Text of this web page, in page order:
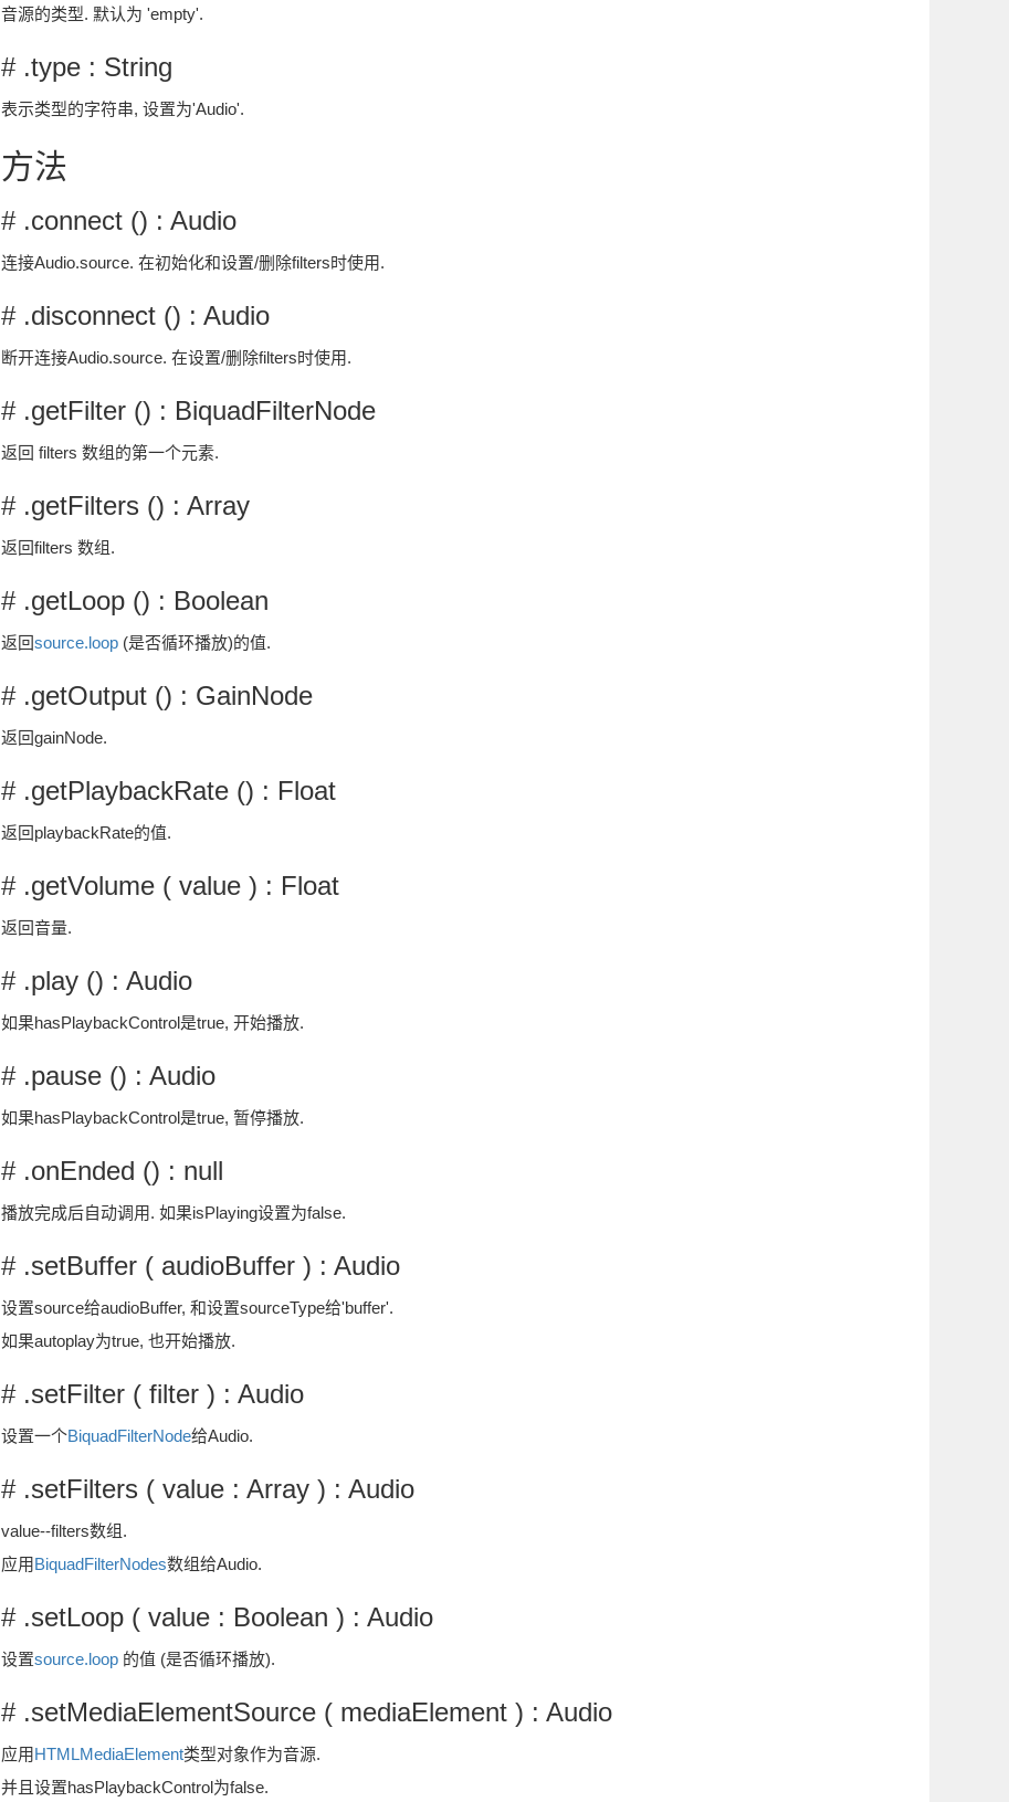
音源的类型. 默认为 'empty'.
# .type : String
表示类型的字符串, 设置为'Audio'.
方法
# .connect () : Audio
连接Audio.source. 在初始化和设置/删除filters时使用.
# .disconnect () : Audio
断开连接Audio.source. 在设置/删除filters时使用.
# .getFilter () : BiquadFilterNode
返回 filters 数组的第一个元素.
# .getFilters () : Array
返回filters 数组.
# .getLoop () : Boolean
返回source.loop (是否循环播放)的值.
# .getOutput () : GainNode
返回gainNode.
# .getPlaybackRate () : Float
返回playbackRate的值.
# .getVolume ( value ) : Float
返回音量.
# .play () : Audio
如果hasPlaybackControl是true, 开始播放.
# .pause () : Audio
如果hasPlaybackControl是true, 暂停播放.
# .onEnded () : null
播放完成后自动调用. 如果isPlaying设置为false.
# .setBuffer ( audioBuffer ) : Audio
设置source给audioBuffer, 和设置sourceType给'buffer'.
如果autoplay为true, 也开始播放.
# .setFilter ( filter ) : Audio
设置一个BiquadFilterNode给Audio.
# .setFilters ( value : Array ) : Audio
value--filters数组.
应用BiquadFilterNodes数组给Audio.
# .setLoop ( value : Boolean ) : Audio
设置source.loop 的值 (是否循环播放).
# .setMediaElementSource ( mediaElement ) : Audio
应用HTMLMediaElement类型对象作为音源.
并且设置hasPlaybackControl为false.